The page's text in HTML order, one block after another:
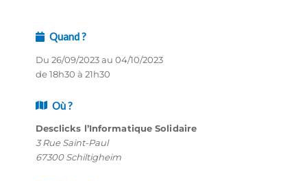
Quand ?
Du 26/09/2023 au 04/10/2023
de 18h30 à 21h30
Où ?
Desclicks l’Informatique Solidaire
3 Rue Saint-Paul
67300 Schiltigheim